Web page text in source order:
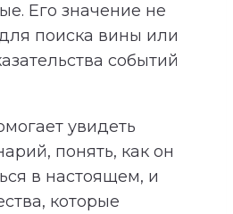
Его значение не
поиска вины или
событий
увидеть
понять, как он
в настоящем, и
которые